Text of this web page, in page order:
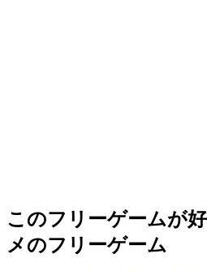
このフリーゲームが
メのフリーゲーム